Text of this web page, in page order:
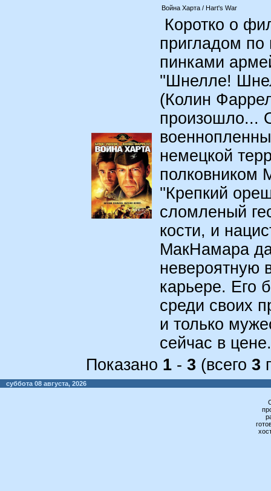
Война Харта / Hart's War
Коротко о
пригладом по
пинками
''Шнелле!
(Колин
произошло...
немецкой
полковником
''Крепкий
сломленый
кости, и
МакНамара
невероятную
карьере. Его
среди своих
и только
сейчас в
Показано 1 - 3 (всего 3
суббота 08 августа, 2026